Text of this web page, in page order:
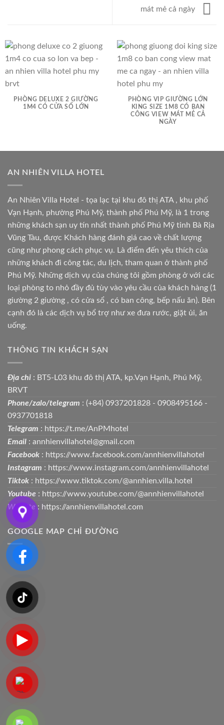
mát mẻ cả ngày
PHÒNG DELUXE 2 GIƯỜNG
1M4 CÓ CỬA SỔ LỚN
PHÒNG VIP GIƯỜNG LỚN
KING SIZE 1M8 CÓ BAN
CÔNG VIEW MÁT MẺ CẢ
NGÀY
AN NHIÊN VILLA HOTEL
An Nhiên Villa Hotel - tọa lạc tại khu đô thị ATA , khu phố
Vạn Hạnh, phường Phú Mỹ, thành phố Phú Mỹ, là 1 trong
những khách sạn uy tín nhất thành phố Phú Mỹ tỉnh Bà Rịa
Vũng Tàu, được Khách hàng đánh giá cao về chất lượng
cũng như phong cách phục vụ. Là điểm đến yêu thích của
những khách đi công tác, du lịch, tham quan ở thành phố
Phú Mỹ. Những dịch vụ của chúng tôi gồm phòng ở với các
loại phòng to nhỏ đầy đủ tùy vào yêu cầu của khách hàng (1
giường 2 giường , có cửa sổ , có ban công, bếp nấu ăn). Bên
cạnh đó là các dịch vụ bổ trợ như xe đưa rước, giặt ủi, ăn
uống.
THÔNG TIN KHÁCH SẠN
Địa chỉ : BT5-L03 khu đô thị ATA, kp.Vạn Hạnh, Phú Mỹ,
BRVT
Phone/zalo/telegram : (+84) 0937201828 - 0908495166 -
0937701818
Telegram : https://t.me/AnPMhotel
Email : annhienvillahotel@gmail.com
Facebook : https://www.facebook.com/annhienvillahotel
Instagram : https://www.instagram.com/annhienvillahotel
Tiktok : https://www.tiktok.com/@annhien.villa.hotel
Youtube : https://www.youtube.com/@annhienvillahotel
Website: https://annhienvillahotel.com
GOOGLE MAP CHỈ ĐƯỜNG